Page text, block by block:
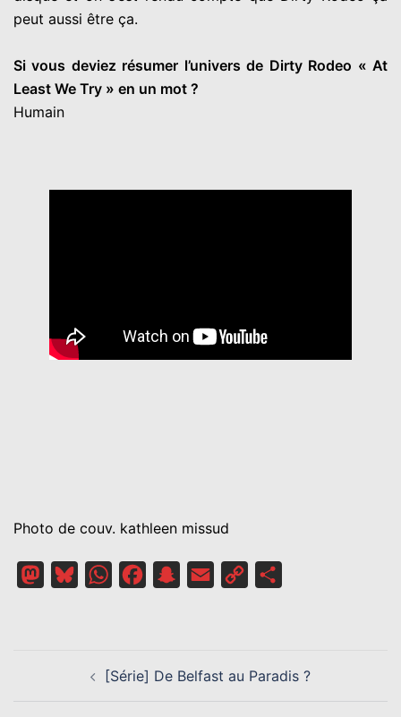
peut aussi être ça.
Si vous deviez résumer l’univers de Dirty Rodeo « At
Least We Try » en un mot ?
Humain
Photo de couv. kathleen missud
MastodonBlueskyWhatsAppFacebookSnapchat
Email
Copy
D’ARTICLE[Série] De Belfast au Paradis ?